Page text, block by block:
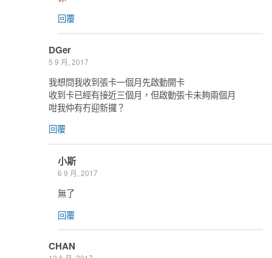
回覆
DGer
5 9 月, 2017
我想問我收到張卡一個月先啟動開卡
收到卡已經有接近三個月，但啟動張卡未夠兩個月
咁我仲有冇迎新攞？
回覆
小斯
6 9 月, 2017
無了
回覆
CHAN